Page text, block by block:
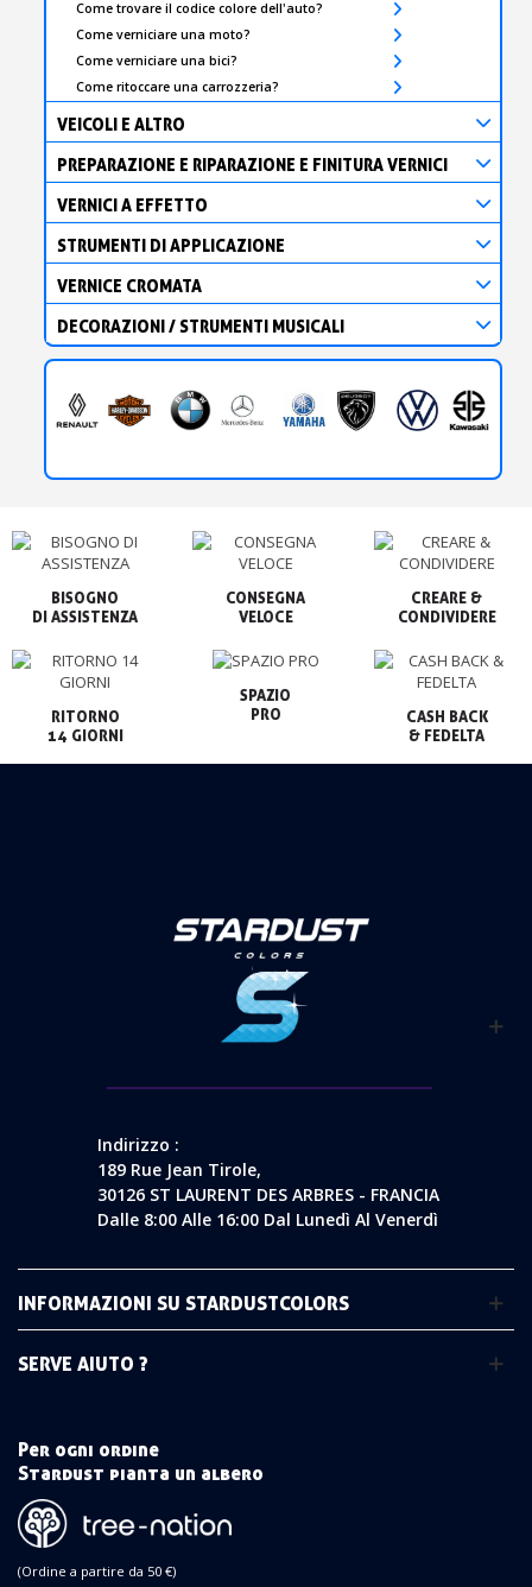
Come trovare il codice colore dell'auto?
Come verniciare una moto?
Come verniciare una bici?
Come ritoccare una carrozzeria?
VEICOLI E ALTRO
PREPARAZIONE E RIPARAZIONE E FINITURA VERNICI
VERNICI A EFFETTO
STRUMENTI DI APPLICAZIONE
VERNICE CROMATA
DECORAZIONI / STRUMENTI MUSICALI
BISOGNO
CONSEGNA
VELOCE
CREARE &
CONDIVIDERE
RITORNO
14 GIORNI
SPAZIO
PRO
CASH BACK
& FEDELTA
Indirizzo :
189 Rue Jean Tirole,
30126 ST LAURENT DES ARBRES - FRANCIA
Dalle 8:00 Alle 16:00 Dal Lunedì Al Venerdì
INFORMAZIONI SU STARDUSTCOLORS
SERVE AIUTO ?
Per ogni ordine
Stardust pianta un albero
(Ordine a partire da 50 €)